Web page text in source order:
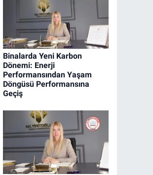
Binalarda Yeni Karbon
Dönemi: Enerji
Performansından Yaşam
Döngüsü Performansına
Geçiş